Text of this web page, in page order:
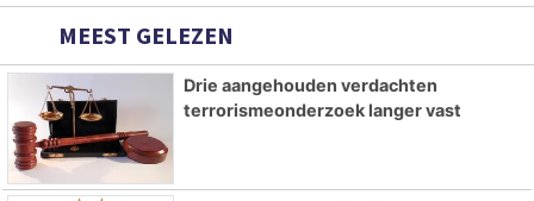
MEEST GELEZEN
Drie aangehouden verdachten
terrorismeonderzoek langer vast